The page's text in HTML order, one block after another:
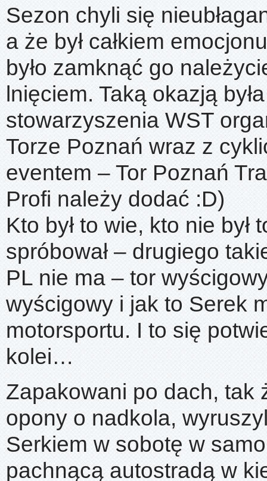
Sezon chyli się
a że był całkiem
było zamknąć go
lnięciem. Taką okazją
stowarzyszenia WST
Torze Poznań wraz z
eventem – Tor Poznań
Profi należy dodać :D)
Kto był to wie, kto nie był
spróbował – drugiego
PL nie ma – tor
wyścigowy i jak to Serek
motorsportu. I to się
kolei…
Zapakowani po dach, tak
opony o nadkola,
Serkiem w sobotę w
pachnącą autostradą w